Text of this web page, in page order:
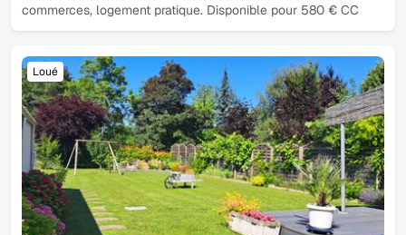
commerces, logement pratique. Disponible pour 580 € CC
Loué